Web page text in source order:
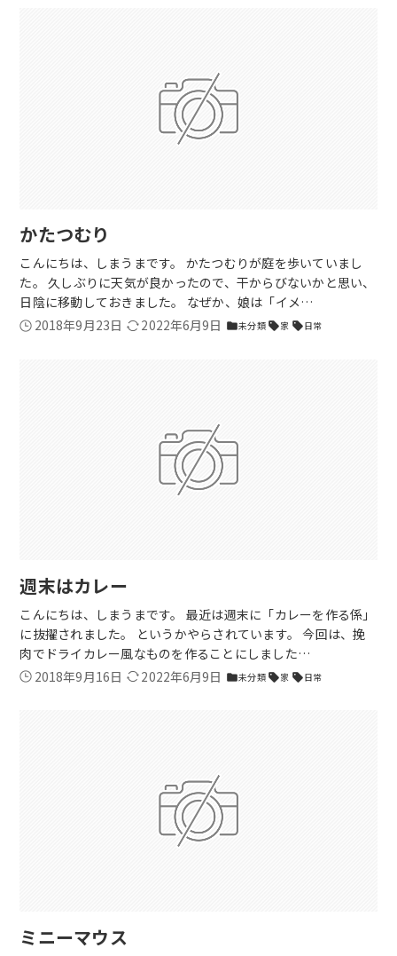
かたつむり
こんにちは、しまうまです。 かたつむりが庭を歩いていまし
た。 久しぶりに天気が良かったので、干からびないかと思い、
日陰に移動しておきました。 なぜか、娘は「イメ…
2018年9月23日
2022年6月9日 folder未分類 sell家 sell日常
週末はカレー
こんにちは、しまうまです。 最近は週末に「カレーを作る係」
に抜擢されました。 というかやらされています。 今回は、挽
肉でドライカレー風なものを作ることにしました…
2018年9月16日
2022年6月9日 folder未分類 sell家 sell日常
ミニーマウス